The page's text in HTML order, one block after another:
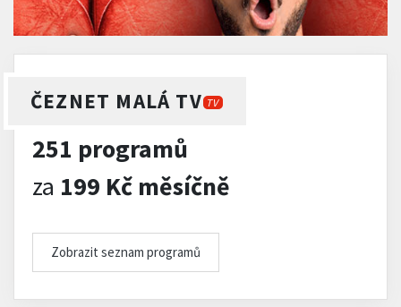
ČEZNET MALÁ TV TV
251 programů
za 199 Kč měsíčně
Zobrazit seznam programů